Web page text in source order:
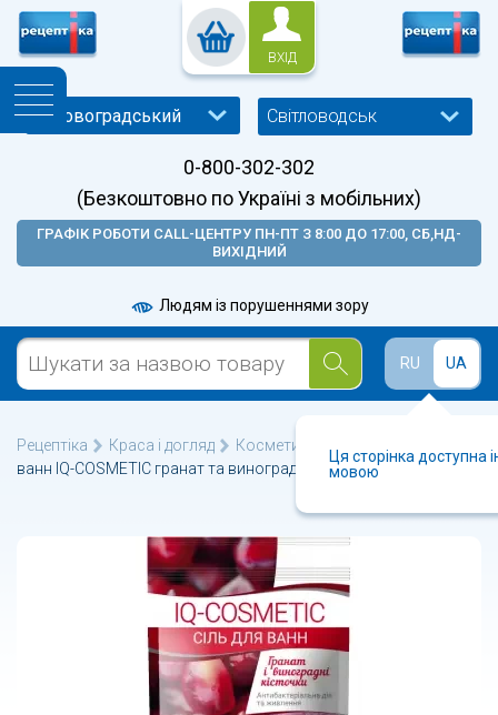
ВХІД
Світловодськ
0-800-302-302
(Безкоштовно по Україні з мобільних)
ГРАФІК РОБОТИ CALL-ЦЕНТРУ ПН-ПТ З 8:00 ДО 17:00, СБ,НД-
ВИХІДНИЙ
Людям із порушеннями зору
RU UA
Ця сторінка доступна
мовою
Рецептіка Краса і догляд Косметика для тіла
ванн IQ-COSMETIC гранат та виноградні кісточки 500г